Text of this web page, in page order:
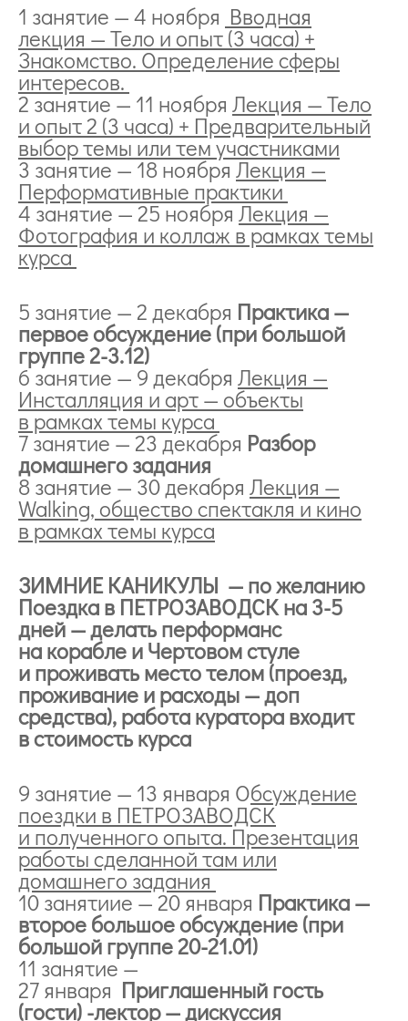
1 занятие — 4 ноября Вводная
лекция — Тело и опыт (3 часа) +
Знакомство. Определение сферы
интересов.
2 занятие — 11 ноября Лекция — Тело
и опыт 2 (3 часа) + Предварительный
выбор темы или тем участниками
3 занятие — 18 ноябряЛекция —
Перформативные практики
4 занятие — 25 ноябряЛекция —
Фотография и коллаж в рамках темы
курса
5 занятие — 2 декабря Практика —
первое обсуждение (при большой
группе 2-3.12)
6 занятие — 9 декабря Лекция —
Инсталляция и арт — объекты
в рамках темы курса
7 занятие — 23 декабря Разбор
домашнего задания
8 занятие — 30 декабря Лекция —
Walking, общество спектакля и кино
в рамках темы курса
ЗИМНИЕ КАНИКУЛЫ — по желанию
Поездка в ПЕТРОЗАВОДСК на 3-5
дней — делать перформанс
на корабле и Чертовом стуле
и проживать место телом (проезд,
проживание и расходы — доп
средства), работа куратора входит
в стоимость курса
9 занятие — 13 января Обсуждение
поездки в ПЕТРОЗАВОДСК
и полученного опыта. Презентация
работы сделанной там или
домашнего задания
10 занятиие — 20 января Практика —
второе большое обсуждение (при
большой группе 20-21.01)
11 занятие —
27 января Приглашенный гость
(гости) -лектор — дискуссия